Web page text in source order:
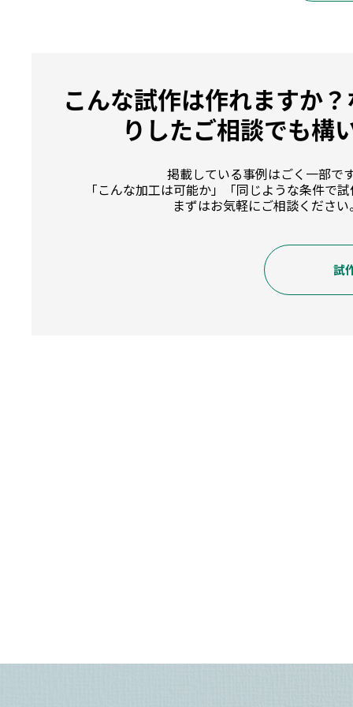
こんな試作は作れますか
りしたご相談でも構
掲載している事例はごく一部で
「こんな加工は可能か」「同じような条件で
まずはお気軽にご相談ください
試